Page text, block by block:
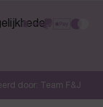
door: Team F&J